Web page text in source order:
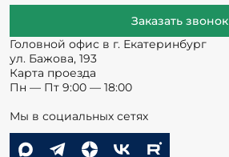
Заказать звонок
Головной офис в г. Екатеринбург
ул. Бажова, 193
Карта проезда
Пн — Пт 9:00 — 18:00
Мы в социальных сетях